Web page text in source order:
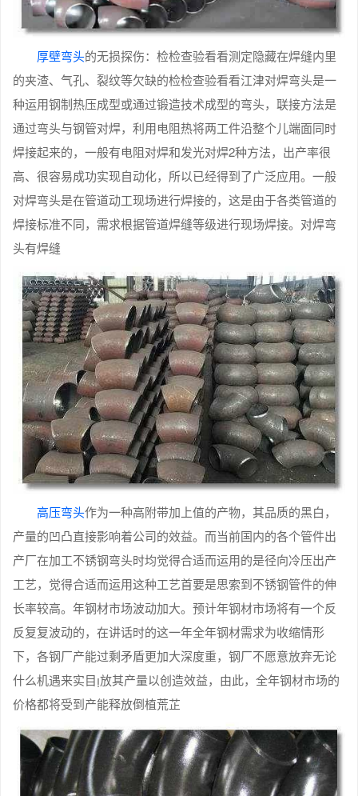
厚壁弯头的无损探伤：检检查验看看测定隐藏在焊缝内里
的夹渣、气孔、裂纹等欠缺的检检查验看看江津对焊弯头是一
种运用钢制热压成型或通过锻造技术成型的弯头，联接方法是
通过弯头与钢管对焊，利用电阻热将两工件沿整个儿端面同时
焊接起来的，一般有电阻对焊和发光对焊2种方法，出产率很
高、很容易成功实现自动化，所以已经得到了广泛应用。一般
对焊弯头是在管道动工现场进行焊接的，这是由于各类管道的
焊接标准不同，需求根据管道焊缝等级进行现场焊接。对焊弯
头有焊缝
高压弯头作为一种高附带加上值的产物，其品质的黑白，
产量的凹凸直接影响着公司的效益。而当前国内的各个管件出
产厂在加工不锈钢弯头时均觉得合适而运用的是径向冷压出产
工艺，觉得合适而运用这种工艺首要是思索到不锈钢管件的伸
长率较高。年钢材市场波动加大。预计年钢材市场将有一个反
反复复波动的，在讲话时的这一年全年钢材需求为收缩情形
下，各钢厂产能过剩矛盾更加大深度重，钢厂不愿意放弃无论
什么机遇来实目放其产量以创造效益，由此，全年钢材市场的
价格都将受到产能释放倒植荒芷